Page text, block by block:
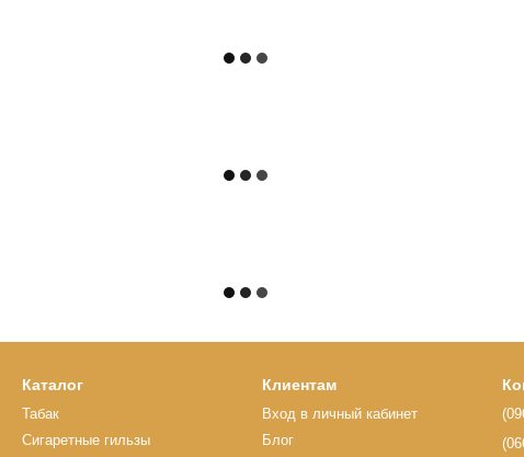
Каталог
Табак
Сигаретные гильзы
Клиентам
Вход в личный кабинет
Блог